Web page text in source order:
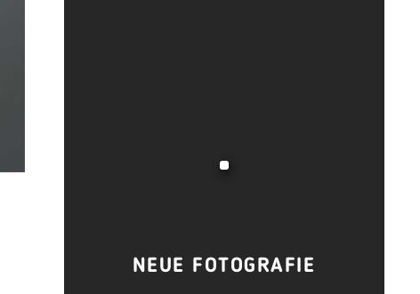
NEUE FOTOGRAFIE